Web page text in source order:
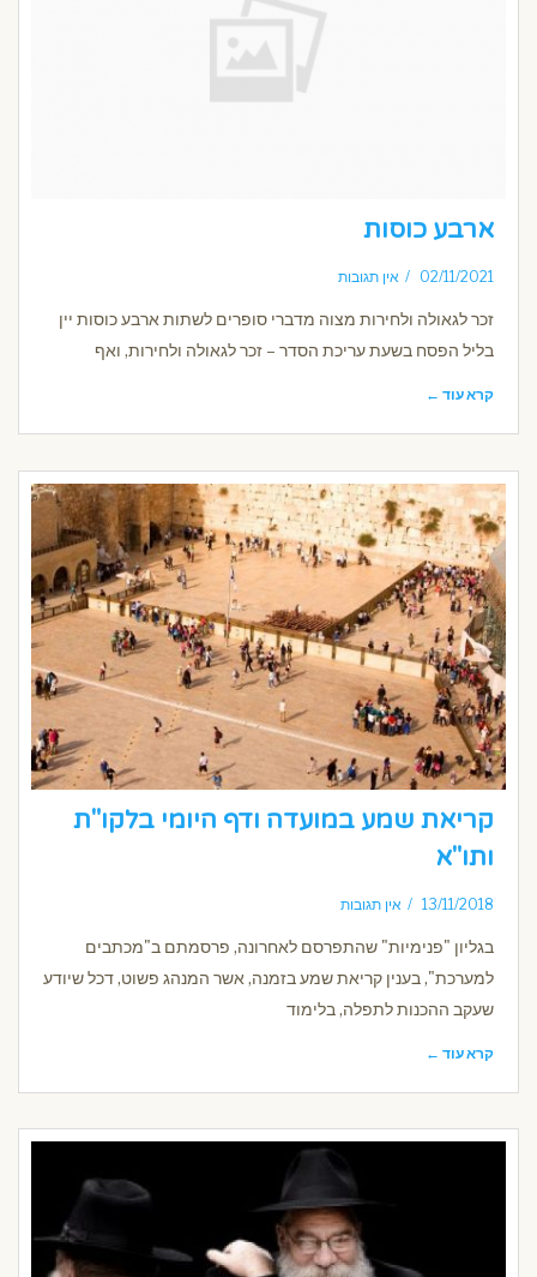
ארבע כוסות
02/11/2021 אין תגובות
זכר לגאולה ולחירות מצוה מדברי סופרים לשתות ארבע כוסות יין
בליל הפסח בשעת עריכת הסדר – זכר לגאולה ולחירות, ואף
קרא עוד ←
קריאת שמע במועדה ודף היומי בלקו"ת
ותו"א
13/11/2018 אין תגובות
בגליון "פנימיות" שהתפרסם לאחרונה, פרסמתם ב"מכתבים
למערכת", בענין קריאת שמע בזמנה, אשר המנהג פשוט, דכל שיודע
שעקב ההכנות לתפלה, בלימוד
קרא עוד ←